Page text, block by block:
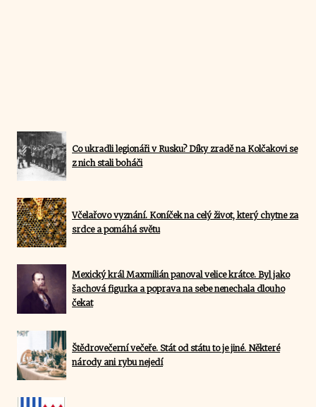
Co ukradli legionáři v Rusku? Díky zradě na Kolčakovi se
z nich stali boháči
Včelařovo vyznání. Koníček na celý život, který chytne za
srdce a pomáhá světu
Mexický král Maxmilián panoval velice krátce. Byl jako
šachová figurka a poprava na sebe nenechala dlouho
čekat
Štědrovečerní večeře. Stát od státu to je jiné. Některé
národy ani rybu nejedí